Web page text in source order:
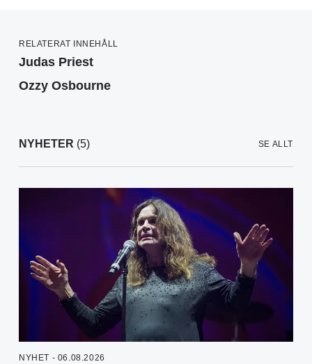
RELATERAT INNEHÅLL
Judas Priest
Ozzy Osbourne
NYHETER (5) SE ALLT
NYHET - 06.08.2026